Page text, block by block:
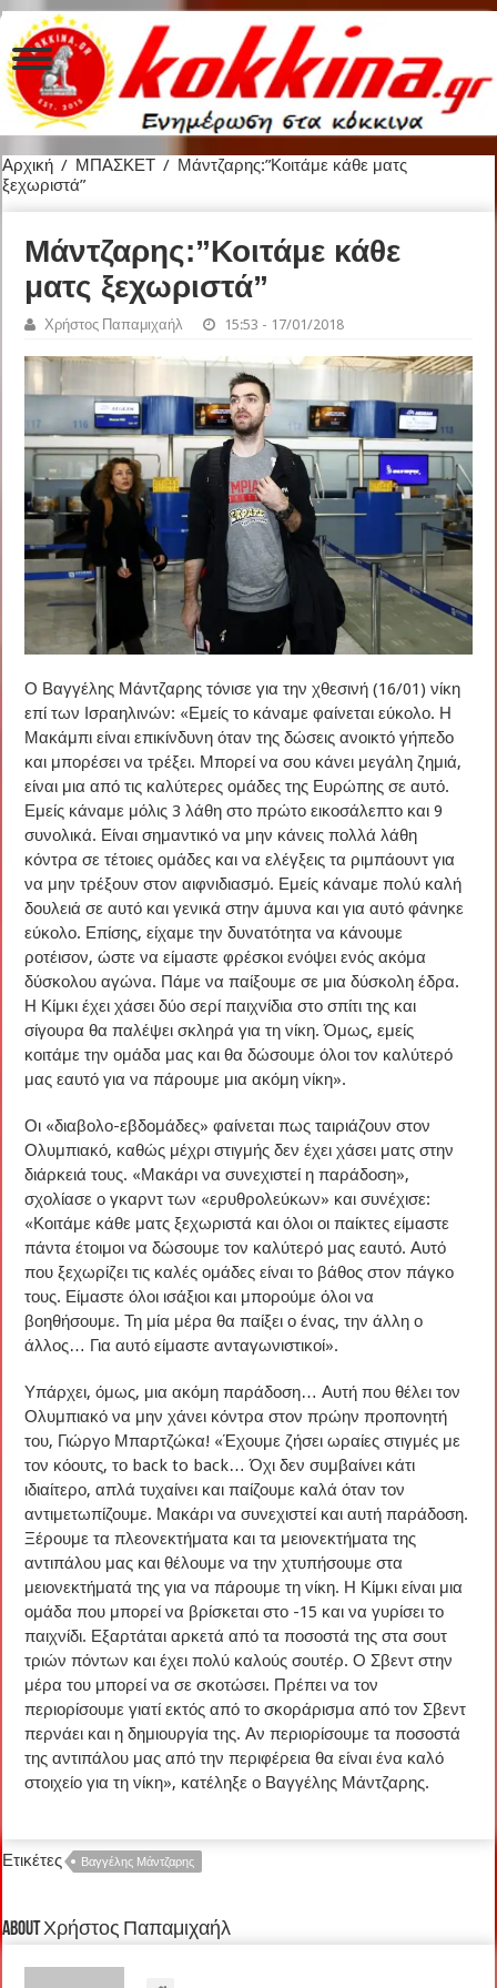
Αρχική / ΜΠΑΣΚΕΤ / Μάντζαρης:”Κοιτάμε κάθε ματς
ξεχωριστά”
Μάντζαρης:”Κοιτάμε κάθε
ματς ξεχωριστά”
Χρήστος Παπαμιχαήλ 15:53 - 17/01/2018
Ο Βαγγέλης Μάντζαρης τόνισε για την χθεσινή (16/01) νίκη
επί των Ισραηλινών: «Εμείς το κάναμε φαίνεται εύκολο. Η
Μακάμπι είναι επικίνδυνη όταν της δώσεις ανοικτό γήπεδο
και μπορέσει να τρέξει. Μπορεί να σου κάνει μεγάλη ζημιά,
είναι μια από τις καλύτερες ομάδες της Ευρώπης σε αυτό.
Εμείς κάναμε μόλις 3 λάθη στο πρώτο εικοσάλεπτο και 9
συνολικά. Είναι σημαντικό να μην κάνεις πολλά λάθη
κόντρα σε τέτοιες ομάδες και να ελέγξεις τα ριμπάουντ για
να μην τρέξουν στον αιφνιδιασμό. Εμείς κάναμε πολύ καλή
δουλειά σε αυτό και γενικά στην άμυνα και για αυτό φάνηκε
εύκολο. Επίσης, είχαμε την δυνατότητα να κάνουμε
ροτέισον, ώστε να είμαστε φρέσκοι ενόψει ενός ακόμα
δύσκολου αγώνα. Πάμε να παίξουμε σε μια δύσκολη έδρα.
Η Κίμκι έχει χάσει δύο σερί παιχνίδια στο σπίτι της και
σίγουρα θα παλέψει σκληρά για τη νίκη. Όμως, εμείς
κοιτάμε την ομάδα μας και θα δώσουμε όλοι τον καλύτερό
μας εαυτό για να πάρουμε μια ακόμη νίκη».
Οι «διαβολο-εβδομάδες» φαίνεται πως ταιριάζουν στον
Ολυμπιακό, καθώς μέχρι στιγμής δεν έχει χάσει ματς στην
διάρκειά τους. «Μακάρι να συνεχιστεί η παράδοση»,
σχολίασε ο γκαρντ των «ερυθρολεύκων» και συνέχισε:
«Κοιτάμε κάθε ματς ξεχωριστά και όλοι οι παίκτες είμαστε
πάντα έτοιμοι να δώσουμε τον καλύτερό μας εαυτό. Αυτό
που ξεχωρίζει τις καλές ομάδες είναι το βάθος στον πάγκο
τους. Είμαστε όλοι ισάξιοι και μπορούμε όλοι να
βοηθήσουμε. Τη μία μέρα θα παίξει ο ένας, την άλλη ο
άλλος… Για αυτό είμαστε ανταγωνιστικοί».
Υπάρχει, όμως, μια ακόμη παράδοση… Αυτή που θέλει τον
Ολυμπιακό να μην χάνει κόντρα στον πρώην προπονητή
του, Γιώργο Μπαρτζώκα! «Έχουμε ζήσει ωραίες στιγμές με
τον κόουτς, το back to back… Όχι δεν συμβαίνει κάτι
ιδιαίτερο, απλά τυχαίνει και παίζουμε καλά όταν τον
αντιμετωπίζουμε. Μακάρι να συνεχιστεί και αυτή παράδοση.
Ξέρουμε τα πλεονεκτήματα και τα μειονεκτήματα της
αντιπάλου μας και θέλουμε να την χτυπήσουμε στα
μειονεκτήματά της για να πάρουμε τη νίκη. Η Κίμκι είναι μια
ομάδα που μπορεί να βρίσκεται στο -15 και να γυρίσει το
παιχνίδι. Εξαρτάται αρκετά από τα ποσοστά της στα σουτ
τριών πόντων και έχει πολύ καλούς σουτέρ. Ο Σβεντ στην
μέρα του μπορεί να σε σκοτώσει. Πρέπει να τον
περιορίσουμε γιατί εκτός από το σκοράρισμα από τον Σβεντ
περνάει και η δημιουργία της. Αν περιορίσουμε τα ποσοστά
της αντιπάλου μας από την περιφέρεια θα είναι ένα καλό
στοιχείο για τη νίκη», κατέληξε ο Βαγγέλης Μάντζαρης.
Ετικέτες Βαγγέλης Μάντζαρης
About Χρήστος Παπαμιχαήλ